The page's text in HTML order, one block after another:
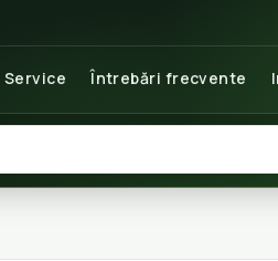
Service Întrebări frecvente